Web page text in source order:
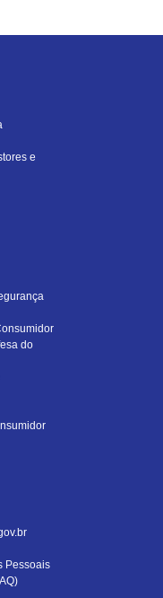
e
do
Pessoais